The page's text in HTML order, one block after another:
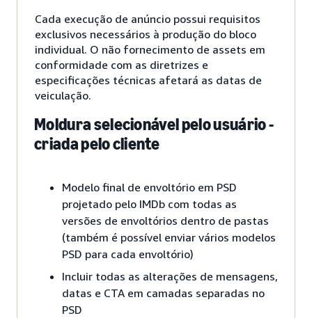
Cada execução de anúncio possui requisitos
exclusivos necessários à produção do bloco
individual. O não fornecimento de assets em
conformidade com as diretrizes e
especificações técnicas afetará as datas de
veiculação.
Moldura selecionável pelo usuário -
criada pelo cliente
Modelo final de envoltório em PSD
projetado pelo IMDb com todas as
versões de envoltórios dentro de pastas
(também é possível enviar vários modelos
PSD para cada envoltório)
Incluir todas as alterações de mensagens,
datas e CTA em camadas separadas no
PSD